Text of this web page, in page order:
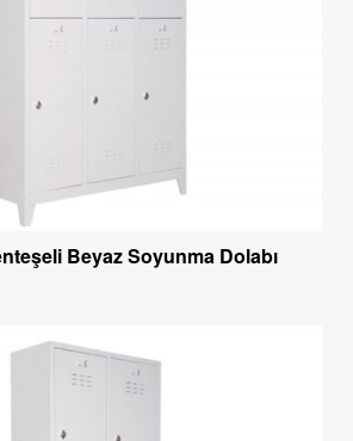
Beyaz Soyunma Dolabı